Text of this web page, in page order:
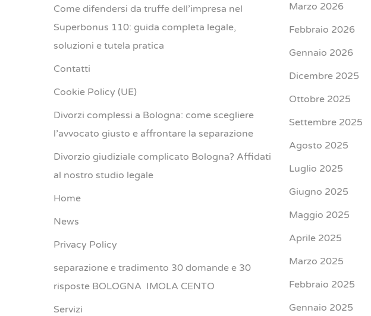
Come difendersi da truffe dell’impresa nel
Superbonus 110: guida completa legale,
soluzioni e tutela pratica
Contatti
Cookie Policy (UE)
Divorzi complessi a Bologna: come scegliere
l’avvocato giusto e affrontare la separazione
Divorzio giudiziale complicato Bologna? Affidati
al nostro studio legale
Home
News
Privacy Policy
separazione e tradimento 30 domande e 30
risposte BOLOGNA IMOLA CENTO
Servizi
Marzo 2026
Febbraio 2026
Gennaio 2026
Dicembre 2025
Ottobre 2025
Settembre 2025
Agosto 2025
Luglio 2025
Giugno 2025
Maggio 2025
Aprile 2025
Marzo 2025
Febbraio 2025
Gennaio 2025